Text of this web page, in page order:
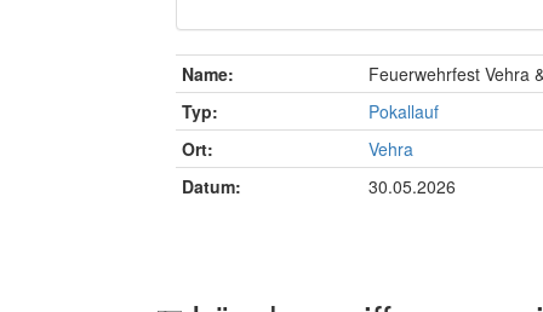
Name:
Feuerwehrfest Vehra
Typ:
Pokallauf
Ort:
Vehra
Datum:
30.05.2026